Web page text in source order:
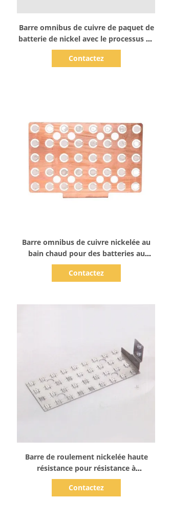
Barre omnibus de cuivre de paquet de
batterie de nickel avec le processus de
recuit lumineux
Contactez
Barre omnibus de cuivre nickelée au
bain chaud pour des batteries au
lithium
Contactez
Barre de roulement nickelée haute
résistance pour résistance à
l'estampage
Contactez